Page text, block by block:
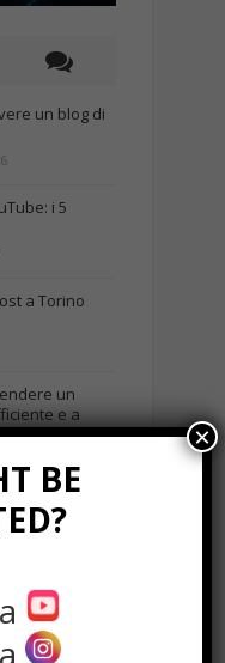
un blog di
i 5
a Torino
un
e a
BE
×